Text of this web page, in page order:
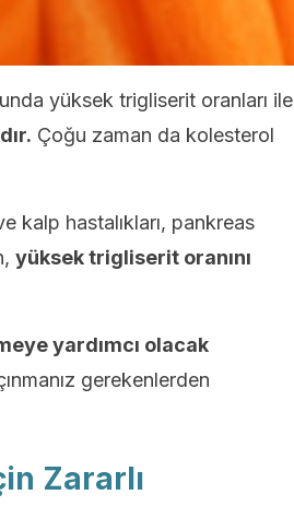
yüksek trigliserit oranları ile
Çoğu zaman da kolesterol
kalp hastalıkları, pankreas
yüksek trigliserit oranını
yardımcı olacak
gerekenlerden
Zararlı